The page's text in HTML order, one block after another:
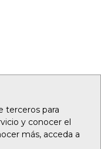
terceros para
y conocer el
más, acceda a